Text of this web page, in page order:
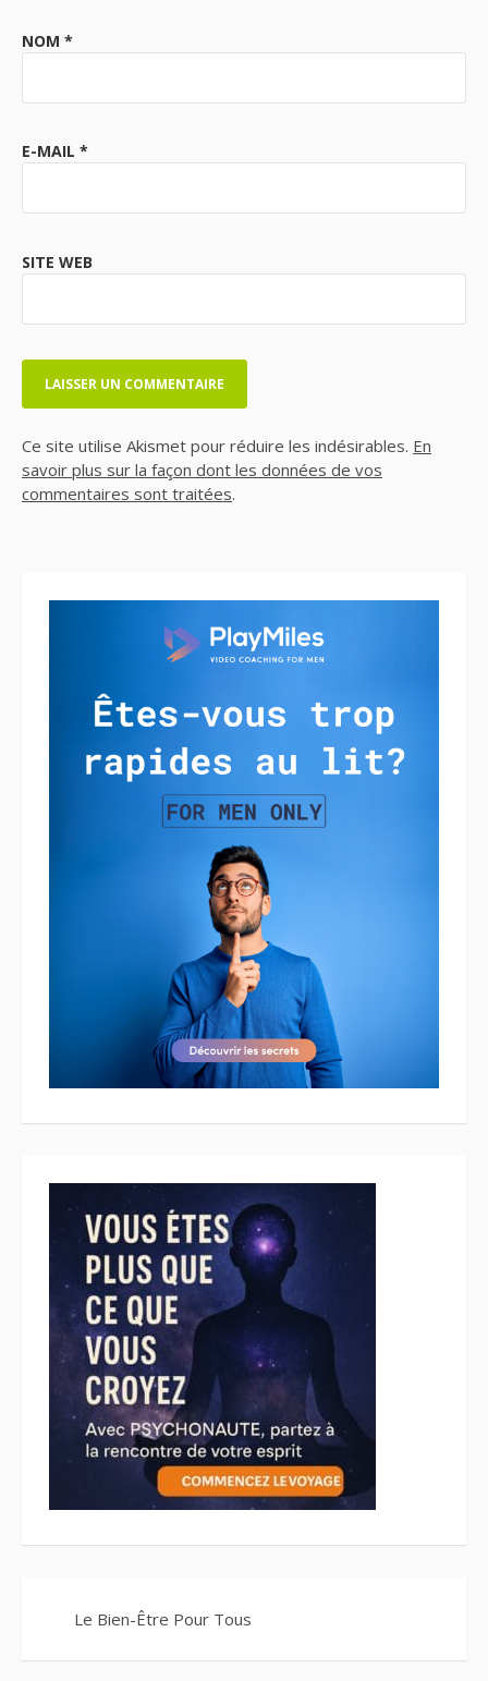
NOM *
E-MAIL *
SITE WEB
Ce site utilise Akismet pour réduire les indésirables. En
savoir plus sur la façon dont les données de vos
commentaires sont traitées.
Le Bien-Être Pour Tous